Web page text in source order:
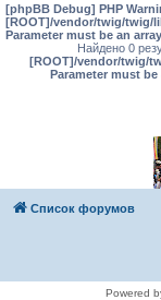
[phpBB Debug] PHP
[ROOT]/vendor/twig/twig/
Parameter must be an
Найдено 0
[ROOT]/vendor/twig/
Parameter must
Список форумов
Powered